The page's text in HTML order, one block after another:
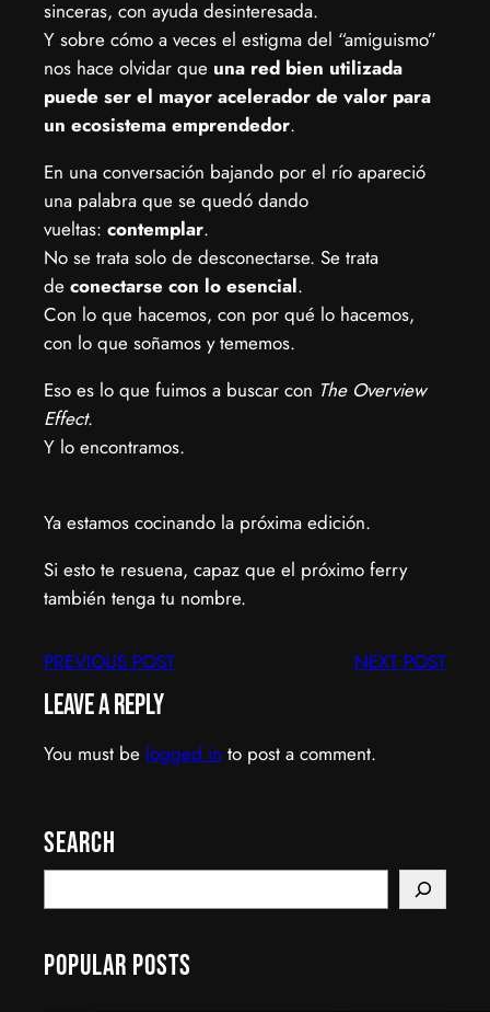
sinceras, con ayuda desinteresada.
Y sobre cómo a veces el estigma del “amiguismo”
nos hace olvidar que una red bien utilizada
puede ser el mayor acelerador de valor para
un ecosistema emprendedor.
En una conversación bajando por el río apareció
una palabra que se quedó dando
vueltas: contemplar.
No se trata solo de desconectarse. Se trata
de conectarse con lo esencial.
Con lo que hacemos, con por qué lo hacemos,
con lo que soñamos y tememos.
Eso es lo que fuimos a buscar con The Overview
Effect.
Y lo encontramos.
Ya estamos cocinando la próxima edición.
Si esto te resuena, capaz que el próximo ferry
también tenga tu nombre.
PREVIOUS POST NEXT POST
Leave a Reply
You must be logged in to post a comment.
Search
e
r
Popular Posts